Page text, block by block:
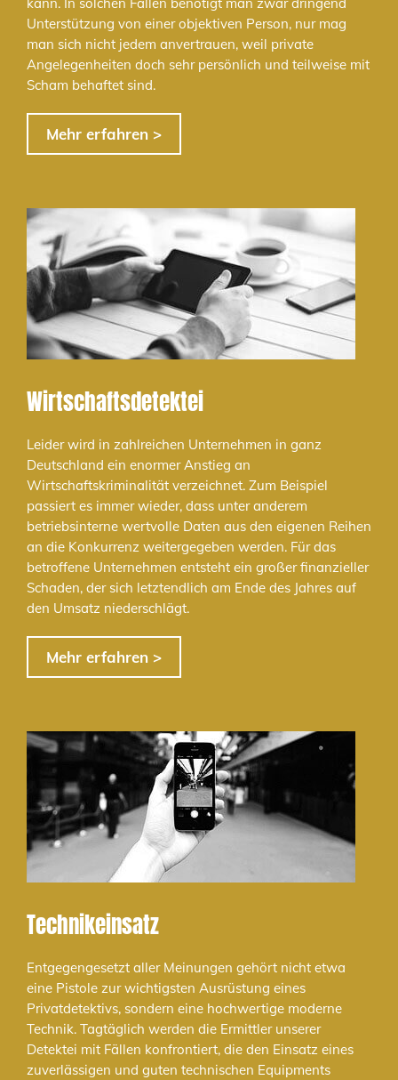
kann. In solchen Fällen benötigt man zwar dringend
Unterstützung von einer objektiven Person, nur mag
man sich nicht jedem anvertrauen, weil private
Angelegenheiten doch sehr persönlich und teilweise mit
Scham behaftet sind.
Mehr erfahren >
Wirtschaftsdetektei
Leider wird in zahlreichen Unternehmen in ganz
Deutschland ein enormer Anstieg an
Wirtschaftskriminalität verzeichnet. Zum Beispiel
passiert es immer wieder, dass unter anderem
betriebsinterne wertvolle Daten aus den eigenen Reihen
an die Konkurrenz weitergegeben werden. Für das
betroffene Unternehmen entsteht ein großer finanzieller
Schaden, der sich letztendlich am Ende des Jahres auf
den Umsatz niederschlägt.
Mehr erfahren >
Technikeinsatz
Entgegengesetzt aller Meinungen gehört nicht etwa
eine Pistole zur wichtigsten Ausrüstung eines
Privatdetektivs, sondern eine hochwertige moderne
Technik. Tagtäglich werden die Ermittler unserer
Detektei mit Fällen konfrontiert, die den Einsatz eines
zuverlässigen und guten technischen Equipments